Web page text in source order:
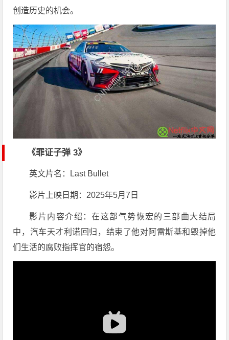
创造历史的机会。
《罪证子弹 3》
英文片名：Last Bullet
影片上映日期：2025年5月7日
影片内容介绍：在这部气势恢宏的三部曲大结局
中，汽车天才利诺回归，结束了他对阿雷斯基和毁掉他
们生活的腐败指挥官的宿怨。